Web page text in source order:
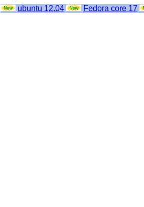
ubuntu 12.04 Fedora core 17